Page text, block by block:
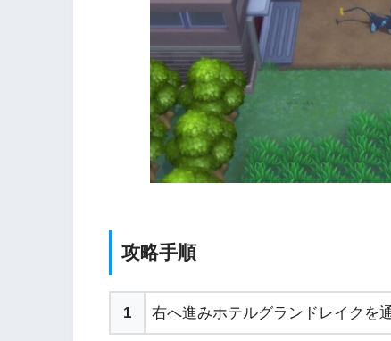
攻略手順
1 右へ進みホテルグランドレイクを